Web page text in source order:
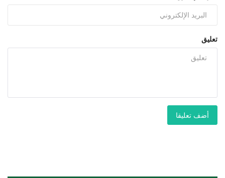
تعليق
أضف تعليقا